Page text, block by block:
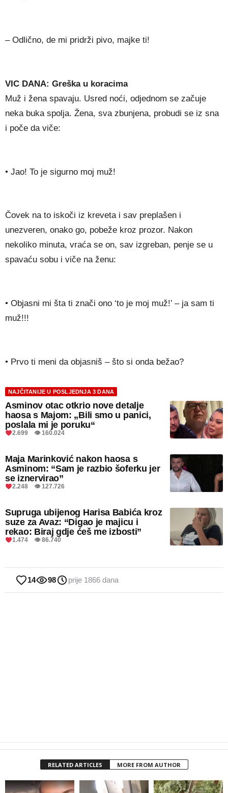
– Odlično, de mi pridrži pivo, majke ti!
VIC DANA: Greška u koracima
Muž i žena spavaju. Usred noći, odjednom se začuje
neka buka spolja. Žena, sva zbunjena, probudi se iz sna
i poče da viče:
• Jao! To je sigurno moj muž!
Čovek na to iskoči iz kreveta i sav preplašen i
unezveren, onako go, pobeže kroz prozor. Nakon
nekoliko minuta, vraća se on, sav izgreban, penje se u
spavaću sobu i viče na ženu:
• Objasni mi šta ti znači ono ‘to je moj muž!’ – ja sam ti
muž!!!
• Prvo ti meni da objasniš – što si onda bežao?
NAJČITANIJE U POSLJEDNJA 3 DANA
Asminov otac otkrio nove detalje
haosa s Majom: „Bili smo u panici,
poslala mi je poruku“
2.699 👁 160.024
Maja Marinković nakon haosa s
Asminom: “Sam je razbio šoferku jer
se iznervirao”
2.248 👁 127.726
Supruga ubijenog Harisa Babića kroz
suze za Avaz: “Digao je majicu i
rekao: Biraj gdje ćeš me izbosti”
1.474 👁 86.740
14 98 prije 1866 dana
RELATED ARTICLES MORE FROM AUTHOR